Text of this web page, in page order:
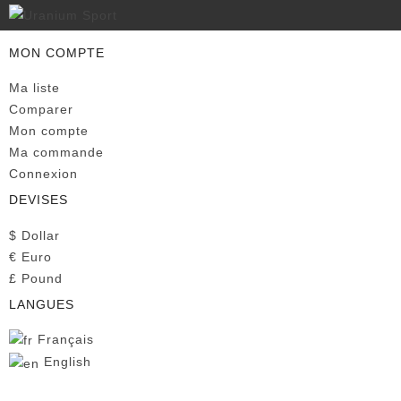
MON COMPTE
Ma liste
Comparer
Mon compte
Ma commande
Connexion
DEVISES
$ Dollar
€ Euro
£ Pound
LANGUES
Français
English